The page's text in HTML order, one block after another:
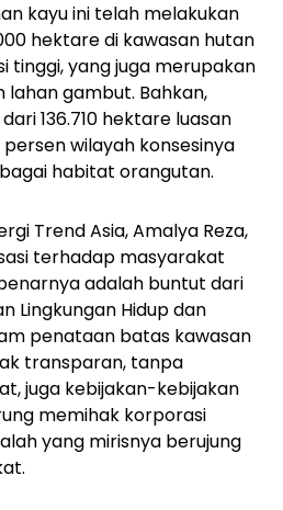
kayu ini telah melakukan
hektare di kawasan hutan
tinggi, yang juga merupakan
gambut. Bahkan,
136.710 hektare luasan
persen wilayah konsesinya
habitat orangutan.
Trend Asia, Amalya Reza,
terhadap masyarakat
adalah buntut dari
Lingkungan Hidup dan
penataan batas kawasan
transparan, tanpa
juga kebijakan-kebijakan
memihak korporasi
yang mirisnya berujung